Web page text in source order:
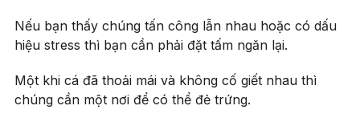
Nếu bạn thấy chúng tấn công lẫn nhau hoặc có dấu
hiệu stress thì bạn cần phải đặt tấm ngăn lại.
Một khi cá đã thoải mái và không cố giết nhau thì
chúng cần một nơi để có thể đẻ trứng.